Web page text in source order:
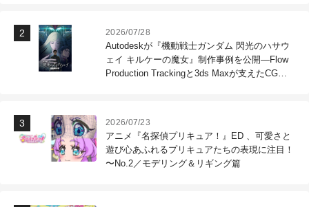
2026/07/28
Autodeskが『機動戦士ガンダム 閃光のハサウ
ェイ キルケーの魔女』制作事例を公開―Flow
Production Trackingと3ds Maxが支えたCG制
2026/07/23
アニメ『名探偵プリキュア！』ED 、可愛さと
遊び心あふれるプリキュアたちの表現に注目！
〜No.2／モデリング＆リギング篇